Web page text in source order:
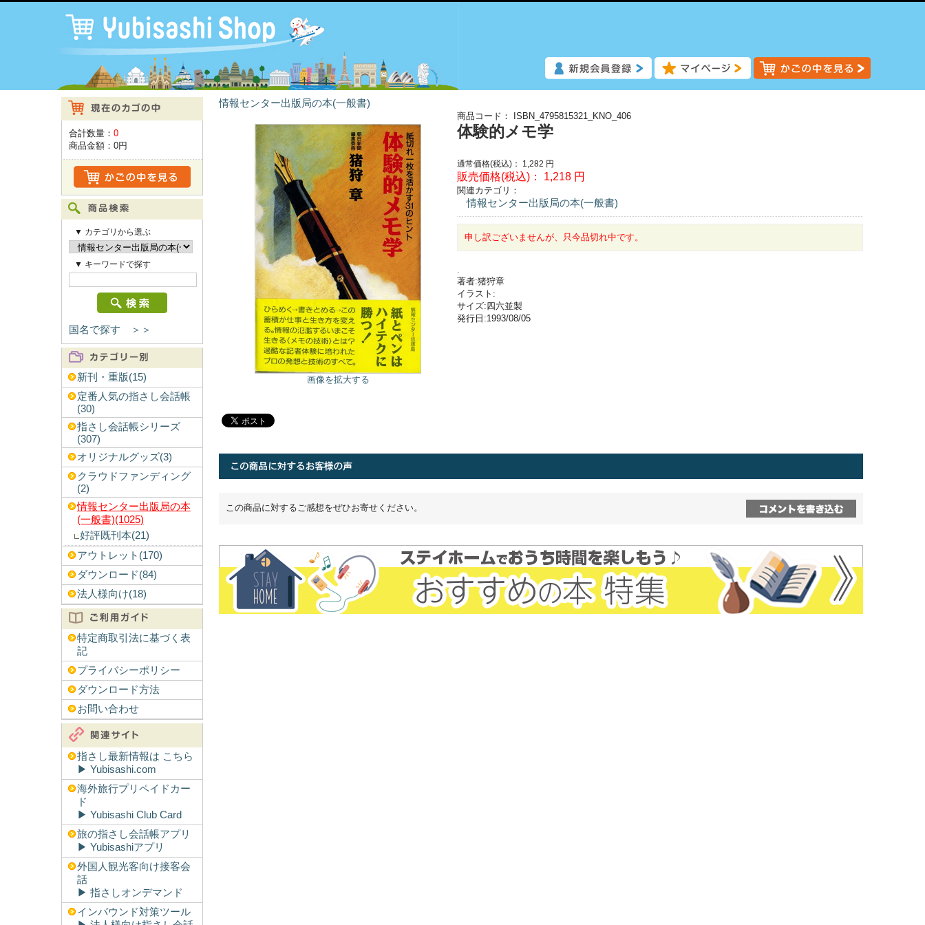
合計数量： 0
商品金額： 0円
▼ カテゴリから選ぶ
▼ キーワードで探す
国名で探す ＞＞
新刊・重版(15)
定番人気の指さし会話帳
(30)
指さし会話帳シリーズ
(307)
オリジナルグッズ(3)
クラウドファンディング
(2)
情報センター出版局の本
(一般書)(1025)
好評既刊本(21)
アウトレット(170)
ダウンロード(84)
法人様向け(18)
特定商取引法に基づく表
記
プライバシーポリシー
ダウンロード方法
お問い合わせ
指さし最新情報は こちら
▶︎ Yubisashi.com
海外旅行プリペイドカー
ド
▶︎ Yubisashi Club Card
旅の指さし会話帳アプリ
▶︎ Yubisashiアプリ
外国人観光客向け接客会
話
▶︎ 指さしオンデマンド
インバウンド対策ツール
情報センター出版局の本(一般書)
画像を拡大する
商品コード： ISBN_4795815321_KNO_406
体験的メモ学
通常価格(税込)： 1,282 円
販売価格(税込)： 1,218 円
関連カテゴリ：
情報センター出版局の本(一般書)
申し訳ございませんが、只今品切れ中です。
.
著者:猪狩章
イラスト:
サイズ:四六並製
発行日:1993/08/05
この商品に対するご感想をぜひお寄せください。